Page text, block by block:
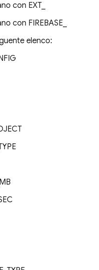
con EXT_
con FIREBASE_
elenco: